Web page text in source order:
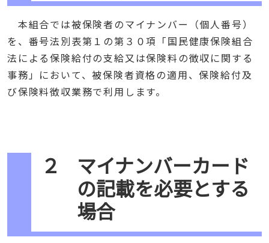
本組合では被保険者のマイナンバー（個人番号）
を、番号法別表第１の第３０項「国民健康保険組合
法による保険給付の支給又は保険料の徴収に関する
事務」において、被保険者資格の適用、保険給付及
び保険料徴収業務で利用します。
２
マイナンバーカード
の記載を必要とする
場合